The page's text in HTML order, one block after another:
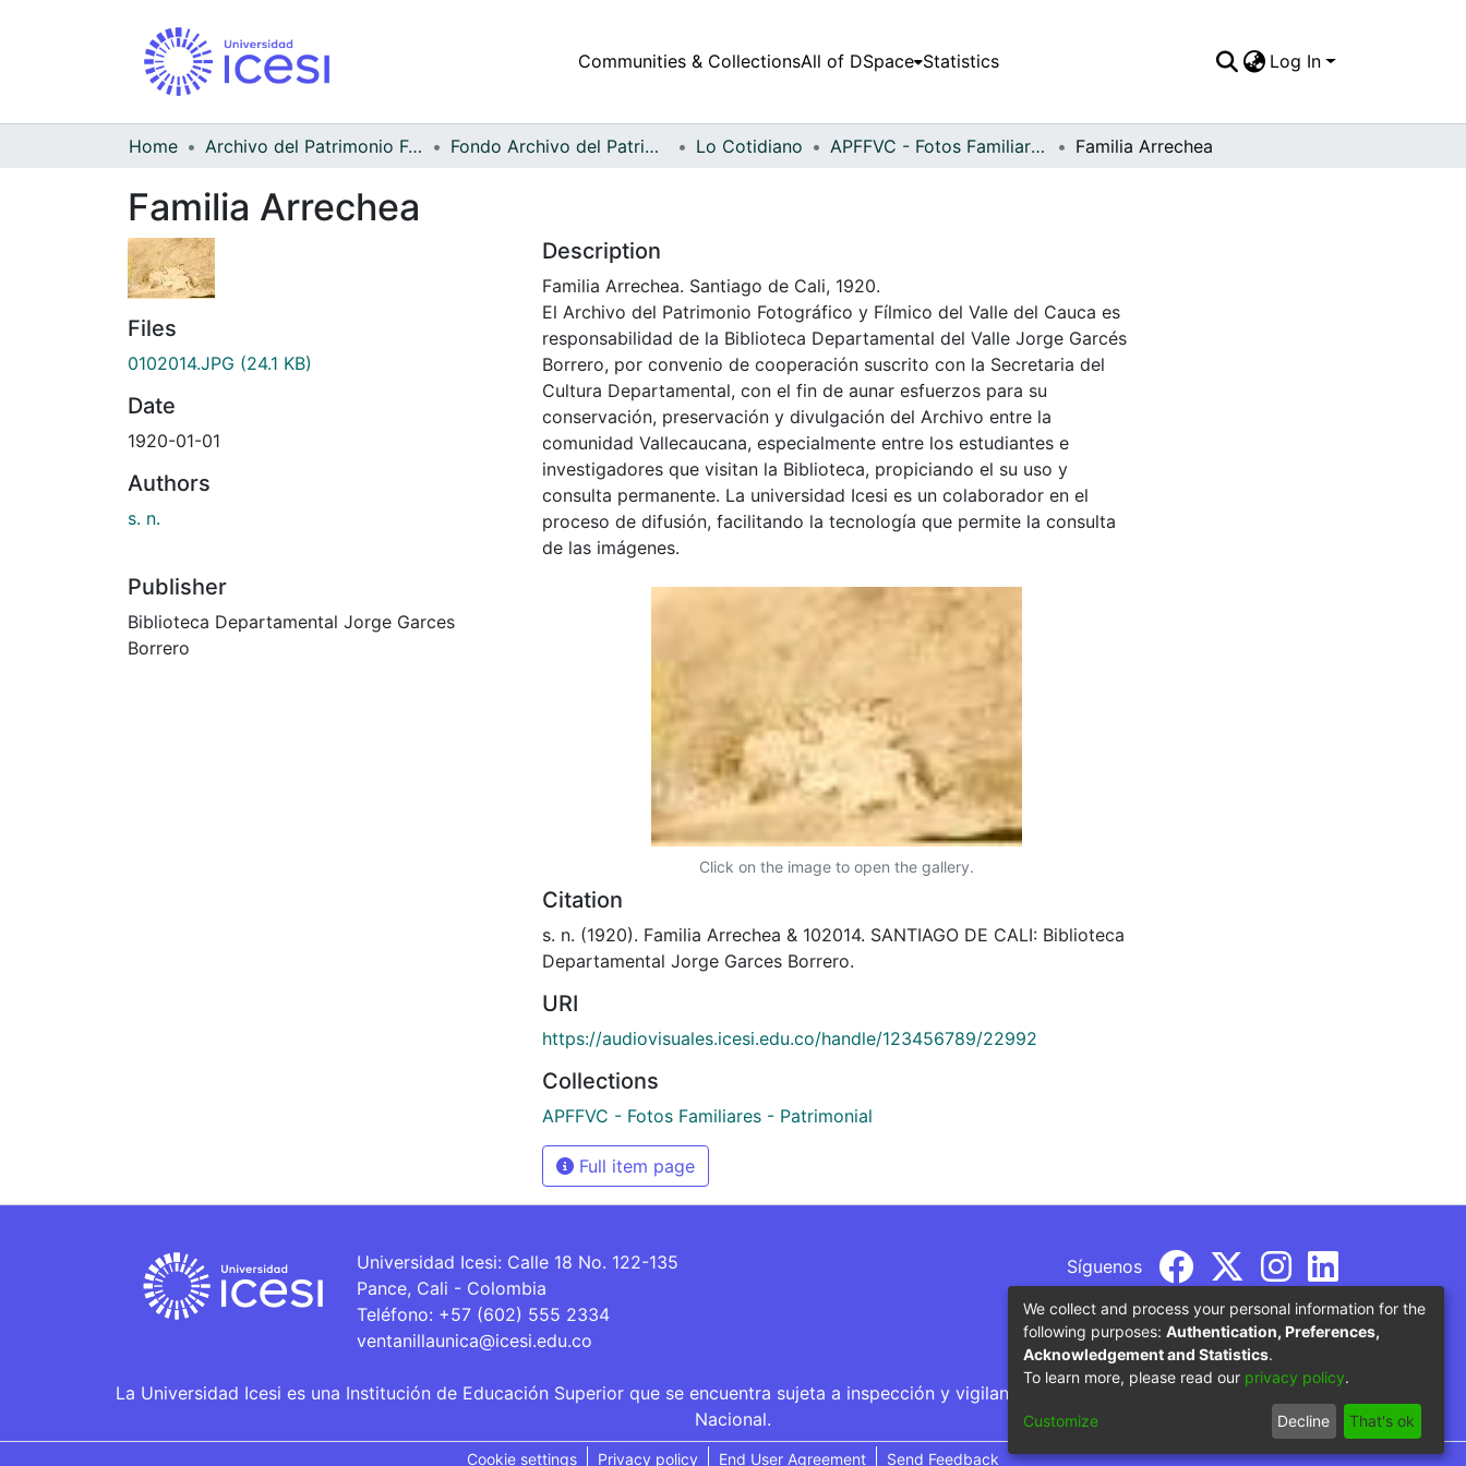
Communities & CollectionsAll of DSpace Statistics Log In
Home Archivo del Patrimonio Fotográfico y Fílmico del Valle del Cauca Fondo Archivo del Patrimonio Fotográfico y Fílmico del Valle del Cauca Lo Cotidiano APFFVC - Fotos Familiares - Patrimonial Familia Arrechea
Familia Arrechea
Files
0102014.JPG (24.1 KB)
Date
1920-01-01
Authors
s. n.
Publisher
Biblioteca Departamental Jorge Garces
Borrero
Description
Familia Arrechea. Santiago de Cali, 1920.
El Archivo del Patrimonio Fotográfico y Fílmico del Valle del Cauca es
responsabilidad de la Biblioteca Departamental del Valle Jorge Garcés
Borrero, por convenio de cooperación suscrito con la Secretaria del
Cultura Departamental, con el fin de aunar esfuerzos para su
conservación, preservación y divulgación del Archivo entre la
comunidad Vallecaucana, especialmente entre los estudiantes e
investigadores que visitan la Biblioteca, propiciando el su uso y
consulta permanente. La universidad Icesi es un colaborador en el
proceso de difusión, facilitando la tecnología que permite la consulta
de las imágenes.
Click on the image to open the gallery.
Citation
s. n. (1920). Familia Arrechea & 102014. SANTIAGO DE CALI: Biblioteca
Departamental Jorge Garces Borrero.
URI
https://audiovisuales.icesi.edu.co/handle/123456789/22992
Collections
APFFVC - Fotos Familiares - Patrimonial
Full item page
Universidad Icesi: Calle 18 No. 122-135
Pance, Cali - Colombia
Teléfono: +57 (602) 555 2334
ventanillaunica@icesi.edu.co
Síguenos
La Universidad Icesi es una Institución de Educación Superior que se encuentra sujeta a inspección y vigilancia por parte del Ministerio de Educación
Nacional.
Cookie settings Privacy policy End User Agreement Send Feedback
We collect and process your personal information for the
following purposes: Authentication, Preferences,
Acknowledgement and Statistics.
To learn more, please read our privacy policy.
Customize Decline That's ok